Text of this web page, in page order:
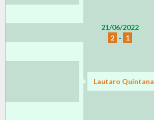
21/06/2022
2 - 1
Lautaro Quintana